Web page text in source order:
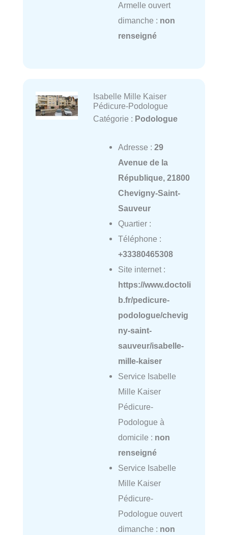
Armelle ouvert
dimanche : non
renseigné
Isabelle Mille Kaiser
Pédicure-Podologue
Catégorie : Podologue
Adresse : 29
Avenue de la
République, 21800
Chevigny-Saint-
Sauveur
Quartier :
Téléphone :
+33380465308
Site internet :
https://www.doctoli
b.fr/pedicure-
podologue/chevig
ny-saint-
sauveur/isabelle-
mille-kaiser
Service Isabelle
Mille Kaiser
Pédicure-
Podologue à
domicile : non
renseigné
Service Isabelle
Mille Kaiser
Pédicure-
Podologue ouvert
dimanche : non